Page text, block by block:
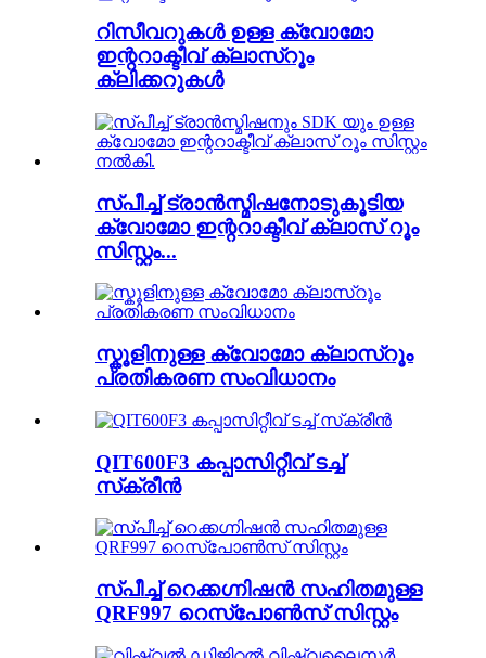
റിസീവറുകൾ ഉള്ള ക്വോമോ
ഇന്ററാക്ടീവ് ക്ലാസ്റൂം
ക്ലിക്കറുകൾ
സ്പീച്ച് ട്രാൻസ്മിഷനോടുകൂടിയ
ക്വോമോ ഇന്ററാക്ടീവ് ക്ലാസ് റൂം
സിസ്റ്റം...
സ്കൂളിനുള്ള ക്വോമോ ക്ലാസ്റൂം
പ്രതികരണ സംവിധാനം
QIT600F3 കപ്പാസിറ്റീവ് ടച്ച്
സ്‌ക്രീൻ
സ്പീച്ച് റെക്കഗ്നിഷൻ സഹിതമുള്ള
QRF997 റെസ്‌പോൺസ് സിസ്റ്റം